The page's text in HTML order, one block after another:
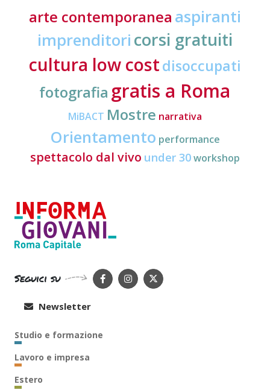
arte contemporanea aspiranti
imprenditori corsi gratuiti
cultura low costdisoccupati
fotografia gratis a Roma
MiBACT Mostre narrativa
Orientamento performance
spettacolo dal vivo under 30workshop
Seguici su
Newsletter
Studio e formazione
Lavoro e impresa
Estero